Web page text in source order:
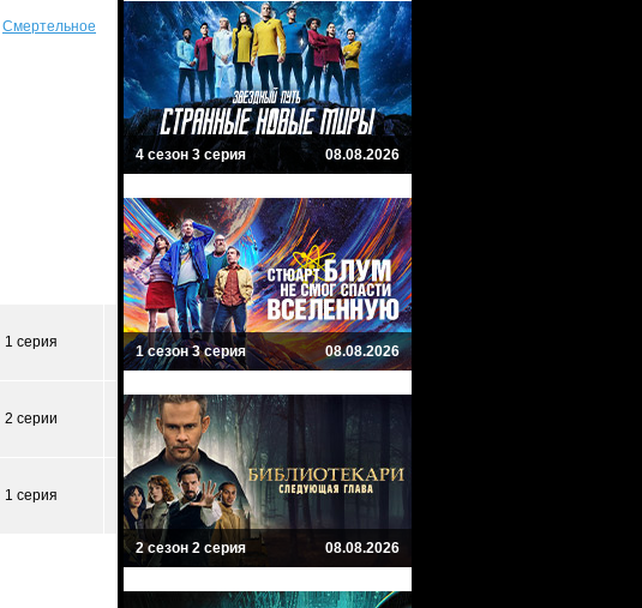
Смертельное
1 серия
2 серии
1 серия
4 сезон 3 серия 08.08.2026
1 сезон 3 серия 08.08.2026
2 сезон 2 серия 08.08.2026